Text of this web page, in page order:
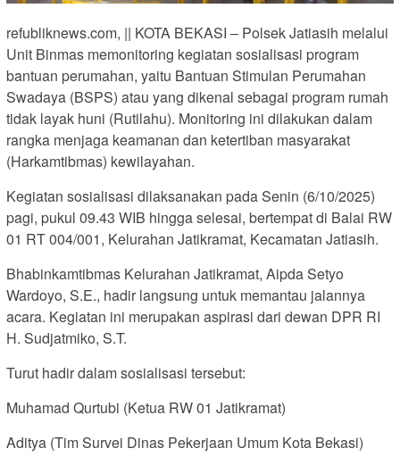
refubliknews.com, || KOTA BEKASI – Polsek Jatiasih melalui
Unit Binmas memonitoring kegiatan sosialisasi program
bantuan perumahan, yaitu Bantuan Stimulan Perumahan
Swadaya (BSPS) atau yang dikenal sebagai program rumah
tidak layak huni (Rutilahu). Monitoring ini dilakukan dalam
rangka menjaga keamanan dan ketertiban masyarakat
(Harkamtibmas) kewilayahan.
Kegiatan sosialisasi dilaksanakan pada Senin (6/10/2025)
pagi, pukul 09.43 WIB hingga selesai, bertempat di Balai RW
01 RT 004/001, Kelurahan Jatikramat, Kecamatan Jatiasih.
Bhabinkamtibmas Kelurahan Jatikramat, Aipda Setyo
Wardoyo, S.E., hadir langsung untuk memantau jalannya
acara. Kegiatan ini merupakan aspirasi dari dewan DPR RI
H. Sudjatmiko, S.T.
Turut hadir dalam sosialisasi tersebut:
Muhamad Qurtubi (Ketua RW 01 Jatikramat)
Aditya (Tim Survei Dinas Pekerjaan Umum Kota Bekasi)